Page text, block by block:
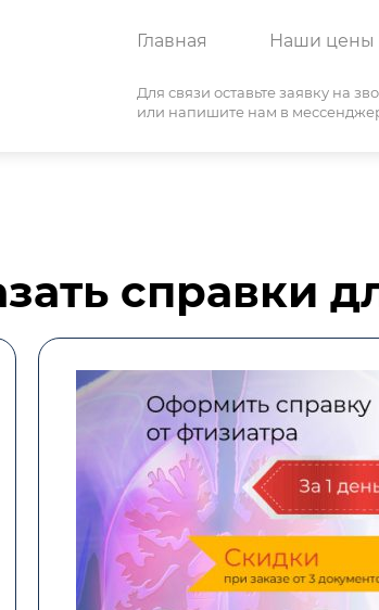
Главная Наши цены
Для связи оставьте заявку на
или напишите нам в
справки